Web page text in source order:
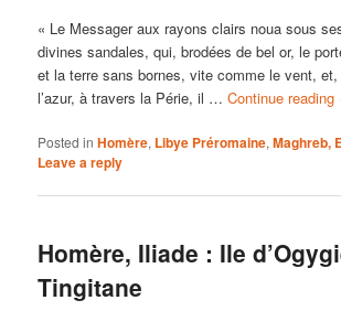
« Le Messager aux rayons clairs noua sous
divines sandales, qui, brodées de bel or, le
et la terre sans bornes, vite comme le vent, et,
l’azur, à travers la Périe, il …Continue reading
Posted in Homère, Libye Préromaine,Maghreb,
Leave a reply
Homère, Iliade : Ile
Tingitane